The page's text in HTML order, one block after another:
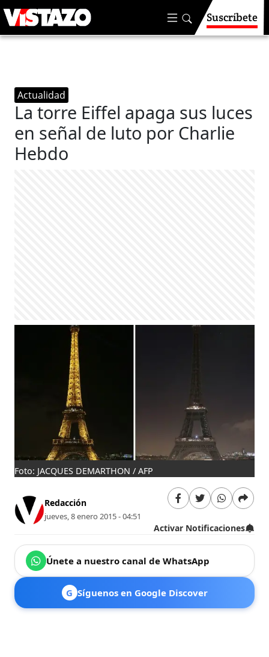
Suscríbete
Actualidad
La torre Eiffel apaga sus luces
en señal de luto por Charlie
Hebdo
Foto: JACQUES DEMARTHON / AFP
Redacción
jueves, 8 enero 2015 - 04:51
Activar Notificaciones
Únete a nuestro canal de WhatsApp
G Síguenos en Google Discover